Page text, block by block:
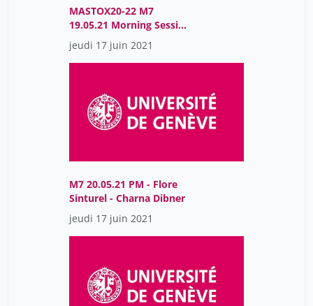
MASTOX20-22 M7
19.05.21 Morning Session
Marie Cohen
jeudi 17 juin 2021
M7 20.05.21 PM - Flore
Sinturel - Charna Dibner
jeudi 17 juin 2021